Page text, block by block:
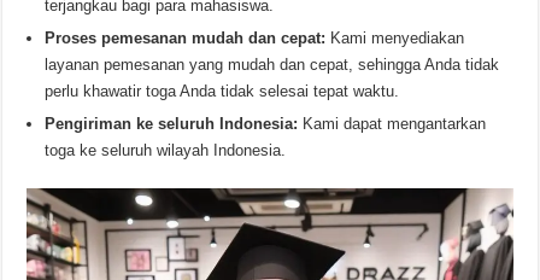
terjangkau bagi para mahasiswa.
Proses pemesanan mudah dan cepat: Kami menyediakan
layanan pemesanan yang mudah dan cepat, sehingga Anda tidak
perlu khawatir toga Anda tidak selesai tepat waktu.
Pengiriman ke seluruh Indonesia: Kami dapat mengantarkan
toga ke seluruh wilayah Indonesia.